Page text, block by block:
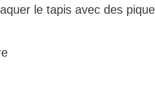
le tapis avec des